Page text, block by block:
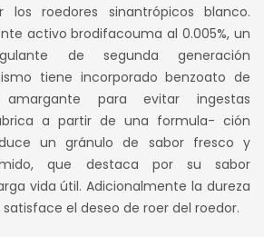
roedores sinantrópicos blanco.
activo brodifacouma al 0.005%, un
de segunda generación
tiene incorporado benzoato de
para evitar ingestas
a partir de una formula- ción
un gránulo de sabor fresco y
que destaca por su sabor
vida útil. Adicionalmente la dureza
el deseo de roer del roedor.